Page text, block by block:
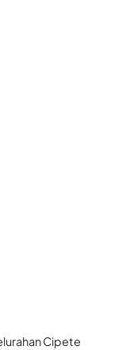
Cipete